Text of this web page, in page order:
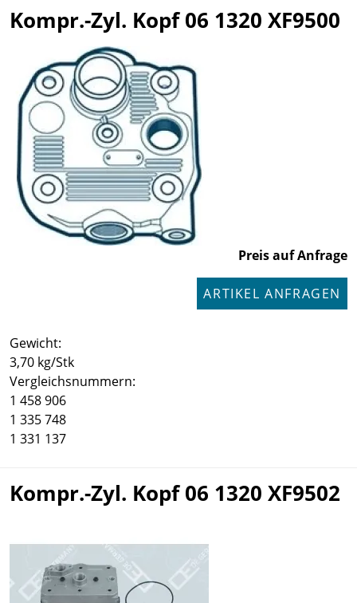
Kompr.-Zyl. Kopf 06 1320 XF9500
Preis auf Anfrage
ARTIKEL ANFRAGEN
Gewicht:
3,70 kg/Stk
Vergleichsnummern:
1 458 906
1 335 748
1 331 137
Kompr.-Zyl. Kopf 06 1320 XF9502